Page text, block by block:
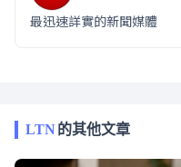
最迅速詳實的新聞媒體
LTN的其他文章